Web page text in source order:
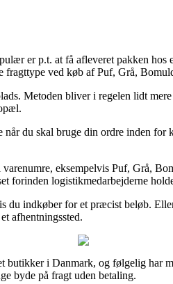
er p.t. at få afleveret pakken
fragttype ved køb af Puf, Grå,
Metoden bliver i regelen lidt
du skal bruge din ordre inden
eksempelvis Puf, Grå,
forinden logistikmedarbejderne
indkøber for et præcist beløb.
afhentningssted.
i Danmark, og følgelig har
byde på fragt uden betaling.